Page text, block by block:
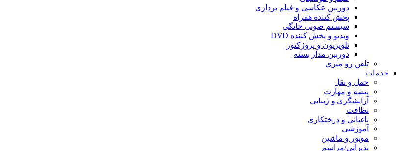
دوربین عکاسی و فیلم برداری
پخش کننده همراه
سیستم صوتی خانگی
ویدیو و پخش کننده DVD
تلویزیون و پروژکتور
دوربین مدار بسته
تلفن رو میزی
خدمات
حمل و نقل
پیشه و مهارت
آرایشگری و زیبایی
نظافت
باغبانی و درختکاری
آموزشی
موتور و ماشین
پذیرایی/مراسم